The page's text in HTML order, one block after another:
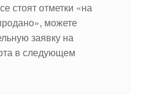
стоят отметки «на
можете
заявку на
в следующем